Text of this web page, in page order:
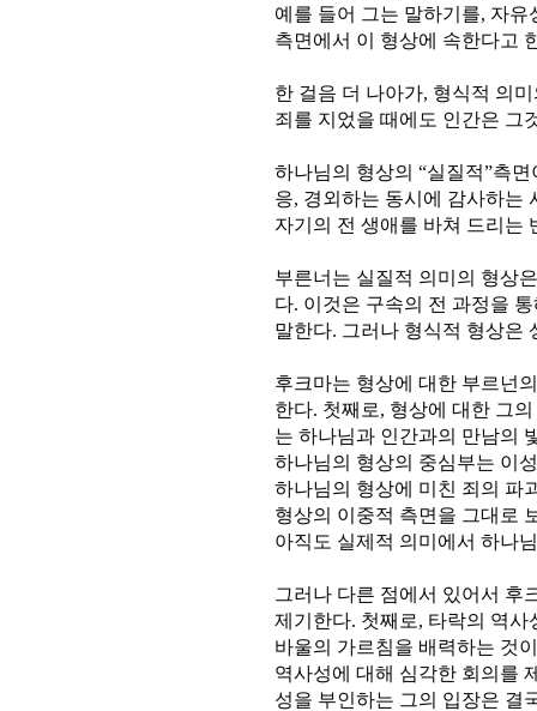
예를 들어 그는 말하기를, 자
측면에서 이 형상에 속한다고
한 걸음 더 나아가, 형식적 의
죄를 지었을 때에도 인간은 그
하나님의 형상의 “실질적”측
응, 경외하는 동시에 감사하는
자기의 전 생애를 바쳐 드리는
부른너는 실질적 의미의 형상
다. 이것은 구속의 전 과정을
말한다. 그러나 형식적 형상은
후크마는 형상에 대한 부르넌
한다. 첫째로, 형상에 대한 그
는 하나님과 인간과의 만남의
하나님의 형상의 중심부는 이
하나님의 형상에 미친 죄의 파
형상의 이중적 측면을 그대로
아직도 실제적 의미에서 하나
그러나 다른 점에서 있어서 후
제기한다. 첫째로, 타락의 역
바울의 가르침을 배력하는 것
역사성에 대해 심각한 회의를
성을 부인하는 그의 입장은 결